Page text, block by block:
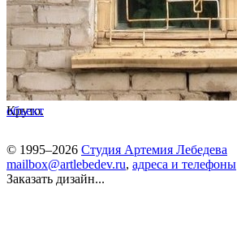
Круто.
объект
© 1995–2026 Студия Артемия Лебедева
mailbox@artlebedev.ru, адреса и телефоны
Заказать дизайн...